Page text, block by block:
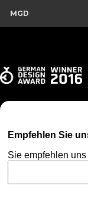
MGD
Empfehlen Sie
Sie empfehlen